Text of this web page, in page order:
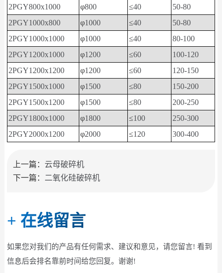
2PGY800x1000
φ800 ≤40
50-80
2PGY1000x800
φ1000 ≤40
50-80
2PGY1000x1000
φ1000 ≤40
80-100
2PGY1200x1000
φ1200 ≤60
100-120
2PGY1200x1200
φ1200 ≤60
120-150
2PGY1500x1000
φ1500 ≤80
150-200
2PGY1500x1200
φ1500 ≤80
200-250
2PGY1800x1000
φ1800 ≤100
250-300
2PGY2000x1200
φ2000 ≤120 300-400
上一篇： 云母破碎机
下一篇： 二氧化硅破碎机
+ 在线留言
如果您对我们的产品有任何需求、建议和意见，请您留言! 看到
信息后会排名靠前时间给您回复。谢谢!